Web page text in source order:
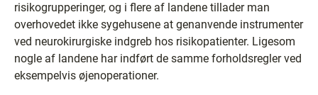
risikogrupperinger, og i flere af landene tillader man
overhovedet ikke sygehusene at genanvende instrumenter
ved neurokirurgiske indgreb hos risikopatienter. Ligesom
nogle af landene har indført de samme forholdsregler ved
eksempelvis øjenoperationer.